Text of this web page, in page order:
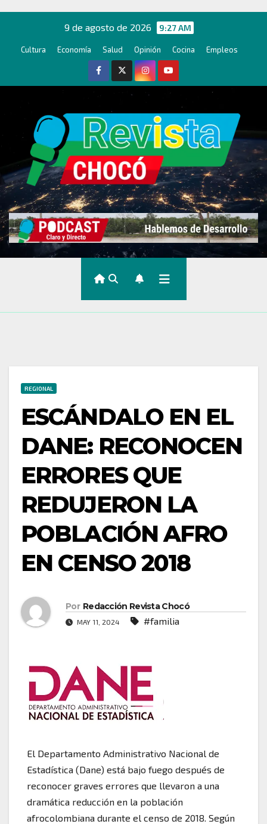
contenido
9 de agosto de 2026 9:27 AM
Cultura Economía Salud Opinión Cocina Empleos
REGIONAL
ESCÁNDALO EN EL
DANE: RECONOCEN
ERRORES QUE
REDUJERON LA
POBLACIÓN AFRO
EN CENSO 2018
Por Redacción Revista Chocó
MAY 11, 2024 #familia
El Departamento Administrativo Nacional de
Estadística (Dane) está bajo fuego después de
reconocer graves errores que llevaron a una
dramática reducción en la población
afrocolombiana durante el censo de 2018. Según